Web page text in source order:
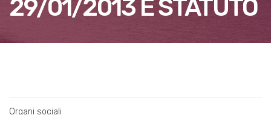
29/01/2013 E STATUTO
Organi sociali